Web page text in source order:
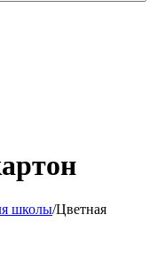
школы/Цветная